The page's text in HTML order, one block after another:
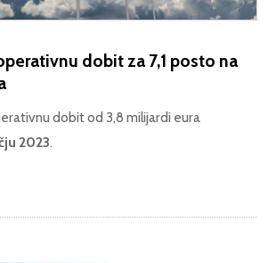
dobit za 7,1 posto na
dobit od 3,8 milijardi eura
2023.